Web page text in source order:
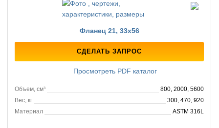
Фланец 21, 33х56
СДЕЛАТЬ ЗАПРОС
Просмотреть PDF каталог
Объем, см³
800, 2000, 5600
Вес, кг
300, 470, 920
Материал
ASTM 316L